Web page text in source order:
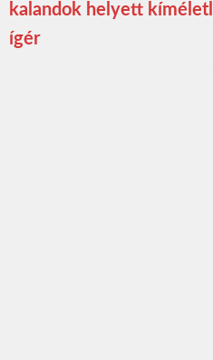
kalandok helyett
ígér